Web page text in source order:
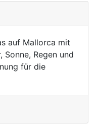
auf Mallorca mit
Regen und
für die